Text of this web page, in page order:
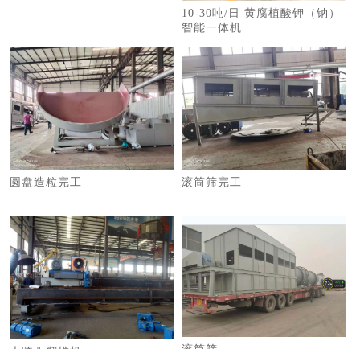
10-30吨/日 黄腐植酸钾（钠）
智能一体机
圆盘造粒完工 滚筒筛完工